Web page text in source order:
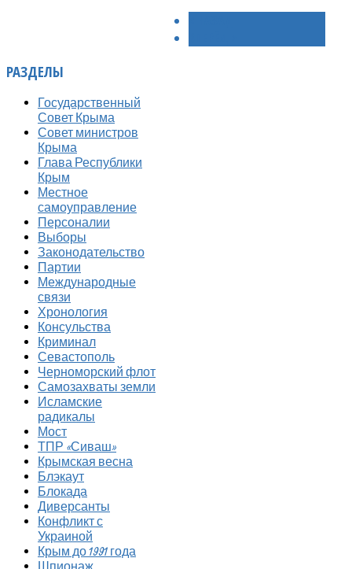
РАЗДЕЛЫ
Государственный
Совет Крыма
Совет министров
Крыма
Глава Республики
Крым
Местное
самоуправление
Персоналии
Выборы
Законодательство
Партии
Международные
связи
Хронология
Консульства
Криминал
Севастополь
Черноморский флот
Самозахваты земли
Исламские
радикалы
Мост
ТПР «Сиваш»
Крымская весна
Блэкаут
Блокада
Диверсанты
Конфликт с
Украиной
Крым до 1991 года
Шпионаж